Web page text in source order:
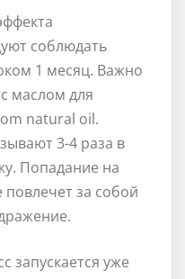
соблюдать
1 месяц. Важно
маслом для
natural oil.
3-4 раза в
Попадание на
за собой
запускается уже